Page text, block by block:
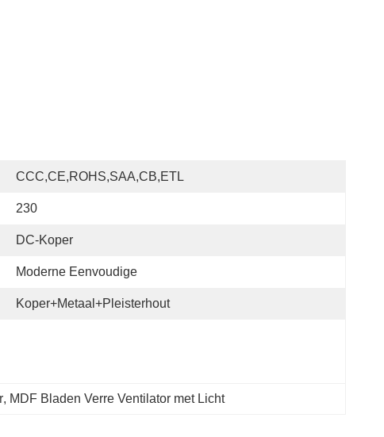
CCC,CE,ROHS,SAA,CB,ETL
230
DC-Koper
Moderne Eenvoudige
Koper+metaal+pleisterhout
, MDF Bladen Verre Ventilator met Licht